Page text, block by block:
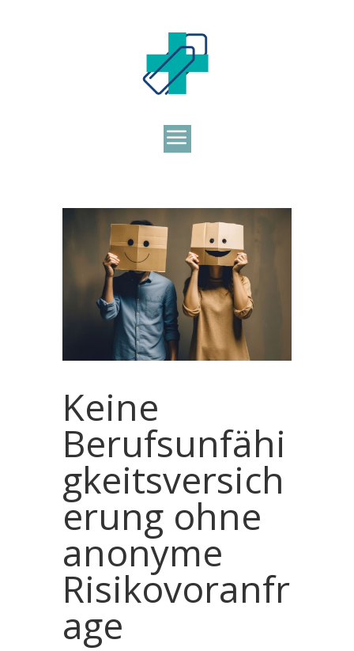
Keine
Berufsunfähi
gkeitsversich
erung ohne
anonyme
Risikovoranfr
age